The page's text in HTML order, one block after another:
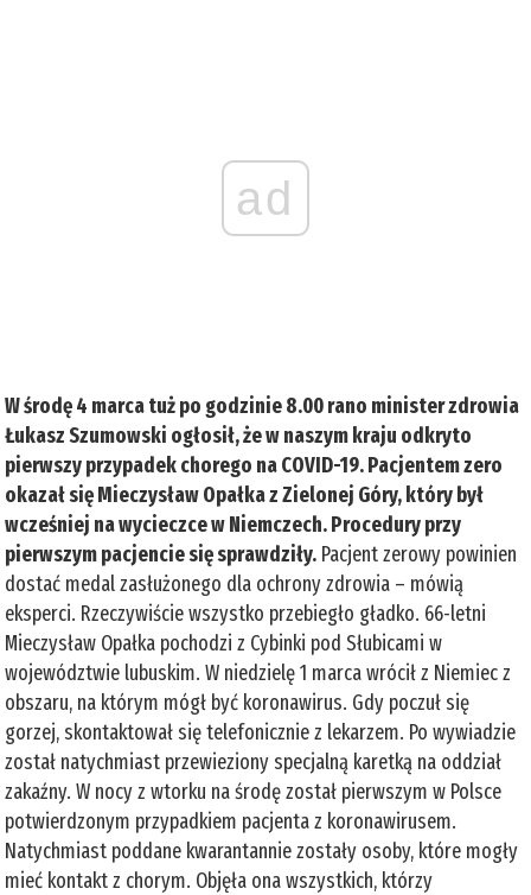
ad
W środę 4 marca tuż po godzinie 8.00 rano minister zdrowia
Łukasz Szumowski ogłosił, że w naszym kraju odkryto
pierwszy przypadek chorego na COVID-19. Pacjentem zero
okazał się Mieczysław Opałka z Zielonej Góry, który był
wcześniej na wycieczce w Niemczech. Procedury przy
pierwszym pacjencie się sprawdziły. Pacjent zerowy powinien
dostać medal zasłużonego dla ochrony zdrowia – mówią
eksperci. Rzeczywiście wszystko przebiegło gładko. 66-letni
Mieczysław Opałka pochodzi z Cybinki pod Słubicami w
województwie lubuskim. W niedzielę 1 marca wrócił z Niemiec z
obszaru, na którym mógł być koronawirus. Gdy poczuł się
gorzej, skontaktował się telefonicznie z lekarzem. Po wywiadzie
został natychmiast przewieziony specjalną karetką na oddział
zakaźny. W nocy z wtorku na środę został pierwszym w Polsce
potwierdzonym przypadkiem pacjenta z koronawirusem.
Natychmiast poddane kwarantannie zostały osoby, które mogły
mieć kontakt z chorym. Objęła ona wszystkich, którzy